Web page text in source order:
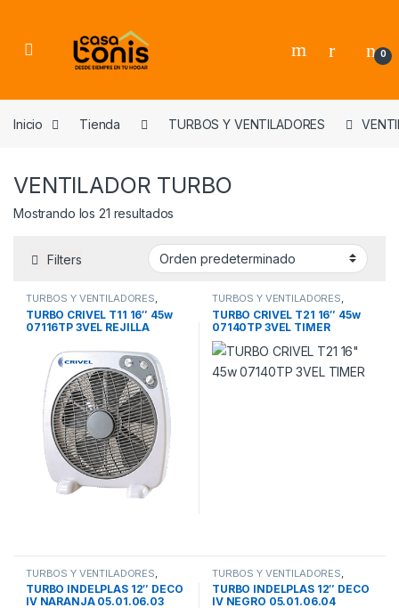
0
Inicio Tienda TURBOS Y VENTILADORES
VENTILADOR TURBO
Mostrando los 21 resultados
Filters
TURBOS Y VENTILADORES,
VENTILADOR TURBO
TURBO CRIVEL T11 16″ 45w
07116TP 3VEL REJILLA
TURBOS Y VENTILADORES,
VENTILADOR TURBO
TURBO CRIVEL T21 16″ 45w
07140TP 3VEL TIMER
TURBOS Y VENTILADORES
VENTILADOR TURBO
TURBO INDELPLAS 12″ DECO
IV NARANJA 05.01.06.03
TURBOS Y VENTILADORES
VENTILADOR TURBO
TURBO INDELPLAS 12″ DECO
IV NEGRO 05.01.06.04